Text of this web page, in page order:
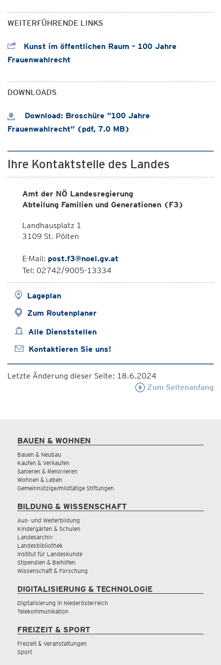
WEITERFÜHRENDE LINKS
Kunst im öffentlichen Raum – 100 Jahre
Frauenwahlrecht
DOWNLOADS
Download: Broschüre "100 Jahre
Frauenwahlrecht" (pdf, 7.0 MB)
Ihre Kontaktstelle des Landes
Amt der NÖ Landesregierung
Abteilung Familien und Generationen (F3)
Landhausplatz 1
3109 St. Pölten
E-Mail: post.f3@noel.gv.at
Tel: 02742/9005-13334
Lageplan
Zum Routenplaner
Alle Dienststellen
Kontaktieren Sie uns!
Letzte Änderung dieser Seite: 18.6.2024
Zum Seitenanfang
BAUEN & WOHNEN
Bauen & Neubau
Kaufen & Verkaufen
Sanieren & Renovieren
Wohnen & Leben
Gemeinnützige/mildtätige Stiftungen
BILDUNG & WISSENSCHAFT
Aus- und Weiterbildung
Kindergärten & Schulen
Landesarchiv
Landesbibliothek
Institut für Landeskunde
Stipendien & Beihilfen
Wissenschaft & Forschung
DIGITALISIERUNG & TECHNOLOGIE
Digitalisierung in Niederösterreich
Telekommunikation
FREIZEIT & SPORT
Freizeit & Veranstaltungen
Sport